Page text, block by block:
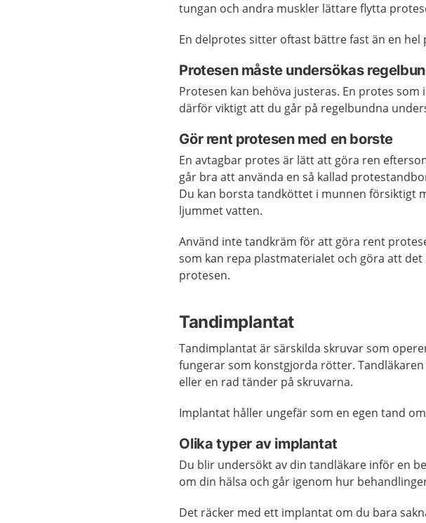
tungan och andra muskler lättare flytta
En delprotes sitter oftast bättre fast än en hel
Protesen måste undersökas
Protesen kan behöva justeras. En protes
därför viktigt att du går på regelbundna
Gör rent protesen med en borste
En avtagbar protes är lätt att göra ren
går bra att använda en så kallad
Du kan borsta tandköttet i munnen försiktigt
ljummet vatten.
Använd inte tandkräm för att göra rent
som kan repa plastmaterialet och göra att
protesen.
Tandimplantat
Tandimplantat är särskilda skruvar som
fungerar som konstgjorda rötter.
eller en rad tänder på skruvarna.
Implantat håller ungefär som en egen tand
Olika typer av implantat
Du blir undersökt av din tandläkare inför en
om din hälsa och går igenom hur
Det räcker med ett implantat om du bara